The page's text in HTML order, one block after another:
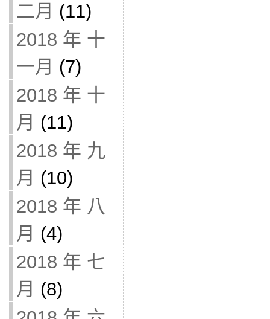
二月 (11)
2018 年 十
一月 (7)
2018 年 十
月 (11)
2018 年 九
月 (10)
2018 年 八
月 (4)
2018 年 七
月 (8)